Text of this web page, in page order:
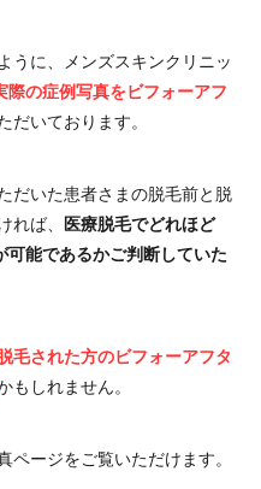
うに、メンズスキンクリニッ
際の症例写真をビフォーアフ
だいております。
だいた患者さまの脱毛前と脱
れば、
医療脱毛でどれほど
能であるかご判断していた
毛された方のビフォーアフタ
もしれません。
ページをご覧いただけます。